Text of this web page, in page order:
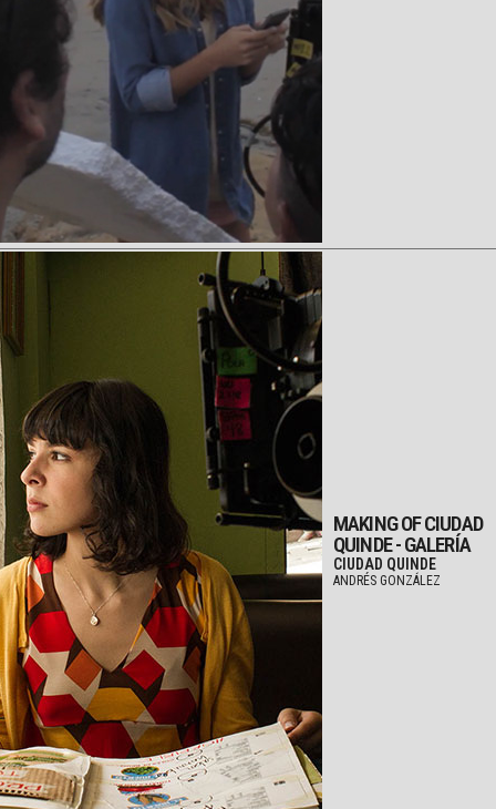
MAKING OF CIUDAD
QUINDE - GALERÍA
CIUDAD QUINDE
ANDRÉS GONZÁLEZ